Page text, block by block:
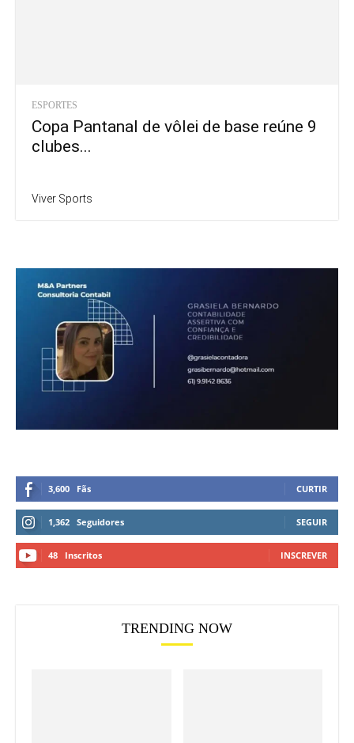
ESPORTES
Copa Pantanal de vôlei de base reúne 9
clubes...
Viver Sports
3,600 Fãs CURTIR
1,362 Seguidores SEGUIR
48 Inscritos INSCREVER
TRENDING NOW